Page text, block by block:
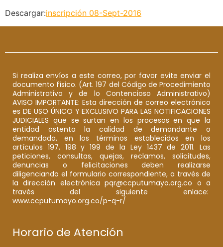
Descargar:inscripción 08-Sept-2016
Si realiza envíos a este correo, por favor evite enviar el
documento físico. (Art. 197 del Código de Procedimiento
Administrativo y de lo Contencioso Administrativo)
AVISO IMPORTANTE: Esta dirección de correo electrónico
es DE USO ÚNICO Y EXCLUSIVO PARA LAS NOTIFICACIONES
JUDICIALES que se surtan en los procesos en que la
entidad ostenta la calidad de demandante o
demandada, en los términos establecidos en los
artículos 197, 198 y 199 de la Ley 1437 de 2011. Las
peticiones, consultas, quejas, reclamos, solicitudes,
denuncias o felicitaciones deben realizarse
diligenciando el formulario correspondiente, a través de
la dirección electrónica pqr@ccputumayo.org.co o a
través del siguiente enlace:
www.ccputumayo.org.co/p-q-r/
Horario de Atención